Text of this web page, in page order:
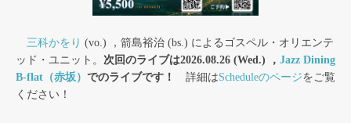
三科かをり (vo.) ，箭島裕治 (bs.) によるゴスペル・オリエンテ
ッド・ユニット。 次回のライブは2026.08.26 (Wed.) ， Jazz Dining
B-flat（赤坂） でのライブです！ 詳細はScheduleのページをご覧
ください！